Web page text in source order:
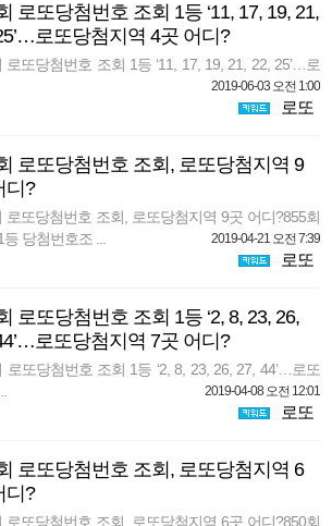
로또당첨번호 조회 1등 ‘11, 17, 19, 21,
로또당첨지역 4곳 어디?
로또당첨번호 조회 1등 ‘11, 17, 19, 21, 22, 25’…로
2019-06-03 오전 1:00
로또
로또당첨번호 조회, 로또당첨지역 9
디?
로또당첨번호 조회, 로또당첨지역 9곳 어디?855회
등 당첨번호조 ...
2019-04-21 오전 7:39
로또
로또당첨번호 조회 1등 ‘2, 8, 23, 26,
로또당첨지역 7곳 어디?
로또당첨번호 조회 1등 ‘2, 8, 23, 26, 27, 44’…로또
2019-04-08 오전 12:01
로또
로또당첨번호 조회, 로또당첨지역 6
디?
로또당첨번호 조회, 로또당첨지역 6곳 어디?850회